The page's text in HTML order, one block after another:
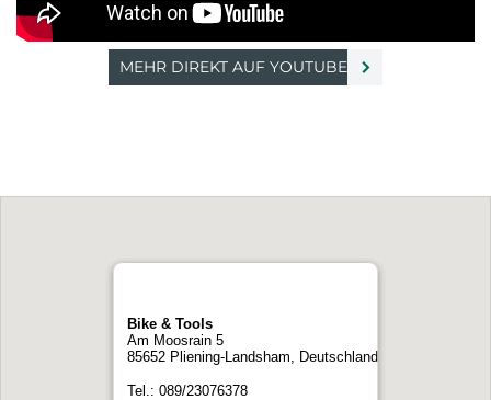
MEHR DIREKT AUF YOUTUBE
Bike & Tools
Am Moosrain 5
85652 Pliening-Landsham, Deutschland
Tel.: 089/23076378